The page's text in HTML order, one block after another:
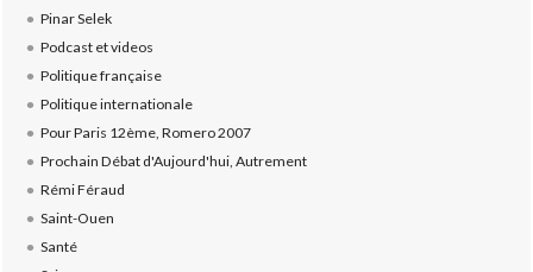
Pinar Selek
Podcast et videos
Politique française
Politique internationale
Pour Paris 12ème, Romero 2007
Prochain Débat d'Aujourd'hui, Autrement
Rémi Féraud
Saint-Ouen
Santé